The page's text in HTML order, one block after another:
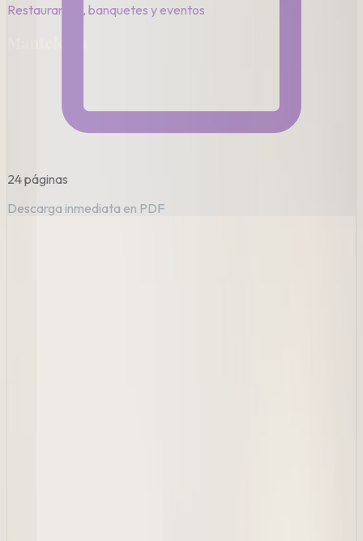
Restaurantes, banquetes y eventos
24 páginas
Descarga inmediata en PDF